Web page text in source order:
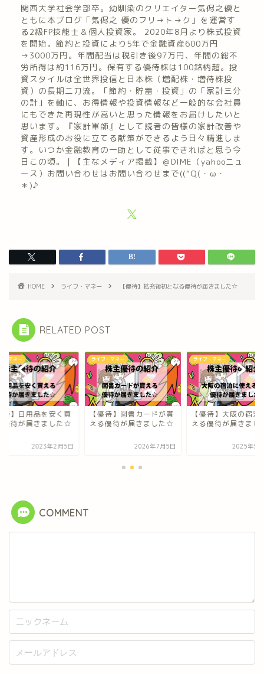
関西大学社会学部卒。幼馴染のクリエイター気侭之優と
ともに本ブログ「気侭之 優のフリ→ト→ク」を運営す
る2級FP技能士＆個人投資家。 2020年8月より株式投資
を開始。節約と投資により5年で金融資産600万円
→3000万円。年間配当は税引き後97万円、年間の総不
労所得は約116万円。保有する優待株は100銘柄超。投
資スタイルは全世界投信と日本株（増配株・増待株投
資）の長期二刀流。「節約・貯蓄・投資」の「家計三分
の計」を軸に、お得情報や投資情報など一般的な会社員
にもできた再現性が高いと思った情報をお届けしたいと
思います。『家計軍師』として読者の皆様の家計改善や
資産形成のお役に立てる献策ができるよう日々精進しま
す。いつか金融教育の一助として従事できればと思う今
日この頃。｜【主なメディア掲載】＠DIME（yahooニュ
ース）お問い合わせはお問い合わせまで((“Q(・ω・
＊)♪
HOME ライフ・マネー 【優待】拡充後初となる優待が届きました☆
RELATED POST
・マネー
待】日用品を安く買
優待が届きました☆
2023年2月5日
ライフ・マネー
【優待】図書カードが貰
える優待が届きました☆
2026年7月5日
ライフ・マネー
【優待】大阪の宿泊
える優待が届きま
2025年5
COMMENT